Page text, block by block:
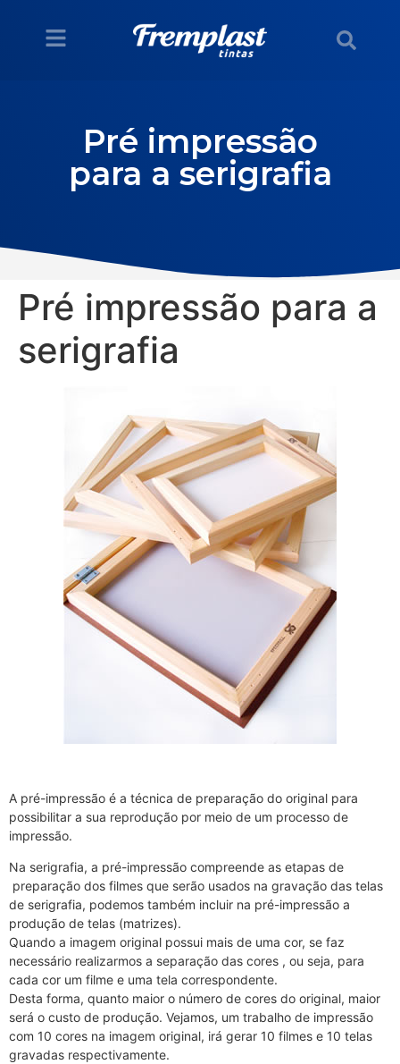
Pré impressão
para a serigrafia
Pré impressão para a
serigrafia
A pré-impressão é a técnica de preparação do original para
possibilitar a sua reprodução por meio de um processo de
impressão.
Na serigrafia, a pré-impressão compreende as etapas de
preparação dos filmes que serão usados na gravação das telas
de serigrafia, podemos também incluir na pré-impressão a
produção de telas (matrizes).
Quando a imagem original possui mais de uma cor, se faz
necessário realizarmos a separação das cores , ou seja, para
cada cor um filme e uma tela correspondente.
Desta forma, quanto maior o número de cores do original, maior
será o custo de produção. Vejamos, um trabalho de impressão
com 10 cores na imagem original, irá gerar 10 filmes e 10 telas
gravadas respectivamente.